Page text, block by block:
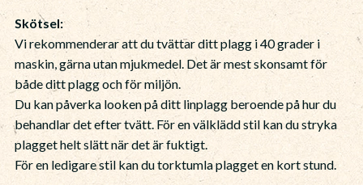
Skötsel:
Vi rekommenderar att du tvättar ditt plagg i 40 grader i
maskin, gärna utan mjukmedel. Det är mest skonsamt för
både ditt plagg och för miljön.
Du kan påverka looken på ditt linplagg beroende på hur du
behandlar det efter tvätt. För en välklädd stil kan du stryka
plagget helt slätt när det är fuktigt.
För en ledigare stil kan du torktumla plagget en kort stund.